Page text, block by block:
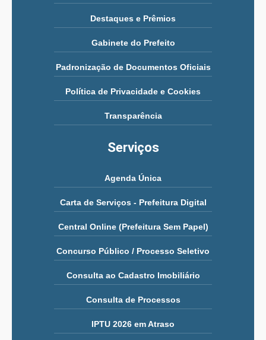
Destaques e Prêmios
Gabinete do Prefeito
Padronização de Documentos Oficiais
Política de Privacidade e Cookies
Transparência
Serviços
Agenda Única
Carta de Serviços - Prefeitura Digital
Central Online (Prefeitura Sem Papel)
Concurso Público / Processo Seletivo
Consulta ao Cadastro Imobiliário
Consulta de Processos
IPTU 2026 em Atraso